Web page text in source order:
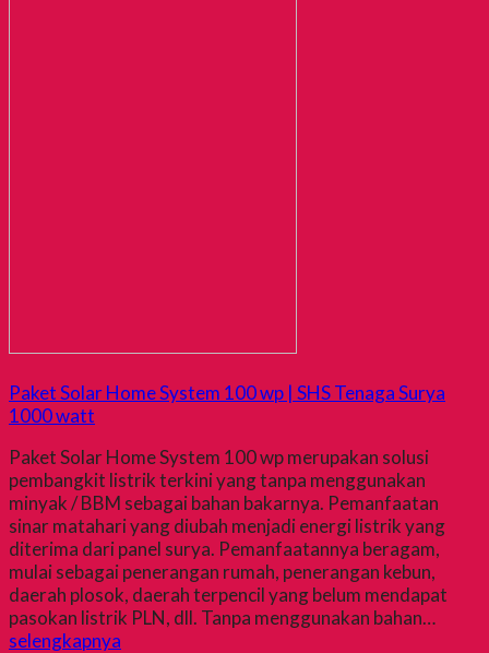
Paket Solar Home System 100 wp | SHS Tenaga Surya
1000 watt
Paket Solar Home System 100 wp merupakan solusi
pembangkit listrik terkini yang tanpa menggunakan
minyak / BBM sebagai bahan bakarnya. Pemanfaatan
sinar matahari yang diubah menjadi energi listrik yang
diterima dari panel surya. Pemanfaatannya beragam,
mulai sebagai penerangan rumah, penerangan kebun,
daerah plosok, daerah terpencil yang belum mendapat
pasokan listrik PLN, dll. Tanpa menggunakan bahan…
selengkapnya